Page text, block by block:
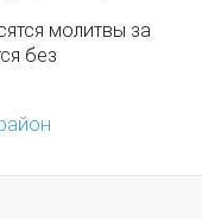
молитвы за
без